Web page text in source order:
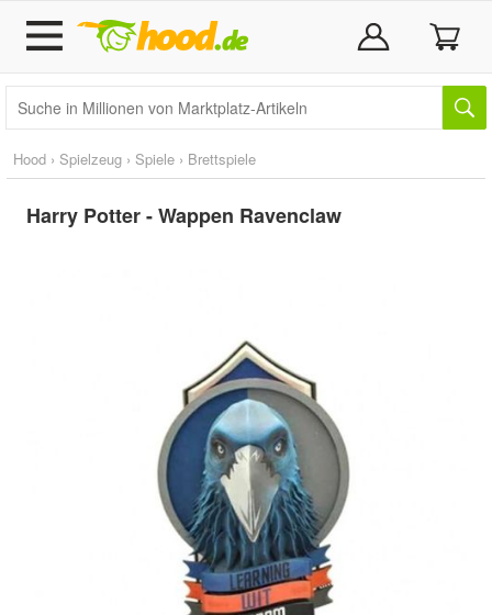
Hood › Spielzeug › Spiele › Brettspiele
Harry Potter - Wappen Ravenclaw